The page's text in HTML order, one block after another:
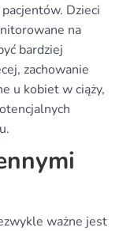
Dzieci
na
bardziej
zachowanie
u kobiet w ciąży,
ważne jest